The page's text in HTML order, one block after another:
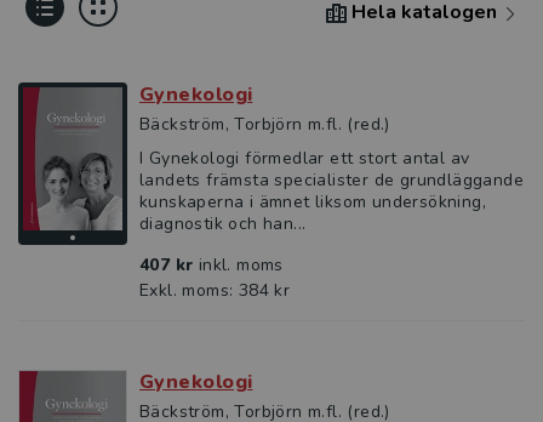
Hela katalogen
Gynekologi
Bäckström, Torbjörn m.fl. (red.)
I Gynekologi förmedlar ett stort antal av
landets främsta specialister de grundläggande
kunskaperna i ämnet liksom undersökning,
diagnostik och han...
407 kr inkl. moms
Exkl. moms: 384 kr
Gynekologi
Bäckström, Torbjörn m.fl. (red.)